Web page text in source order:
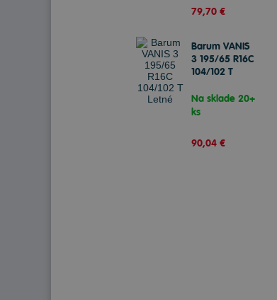
79,70 €
Barum VANIS
3 195/65 R16C
104/102 T
Na sklade 20+
ks
90,04 €